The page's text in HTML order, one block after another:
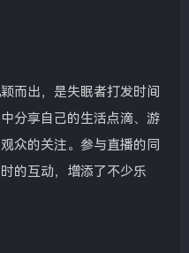
而出，是失眠者打发时间
分享自己的生活点滴、游
众的关注。参与直播的同
的互动，增添了不少乐